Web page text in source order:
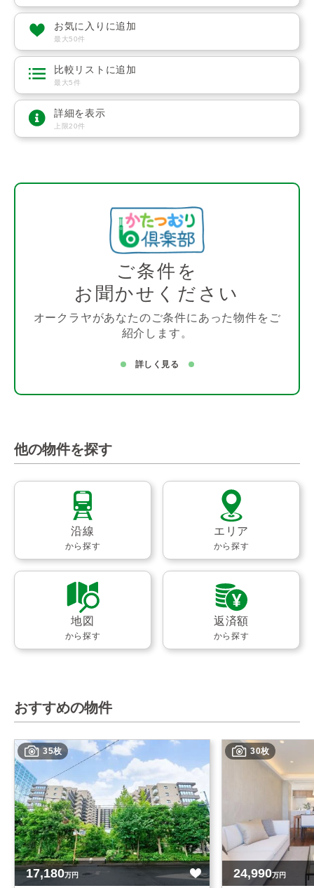
お気に入りに追加
最大50件
比較リストに追加
最大5件
詳細を表示
上限20件
ご条件を
お聞かせください
オークラヤがあなたのご条件にあった物件をご
紹介します。
詳しく見る
他の物件を探す
沿線
から探す
エリア
から探す
地図
から探す
返済額
から探す
おすすめの物件
35枚
17,180万円
30枚
24,990万円